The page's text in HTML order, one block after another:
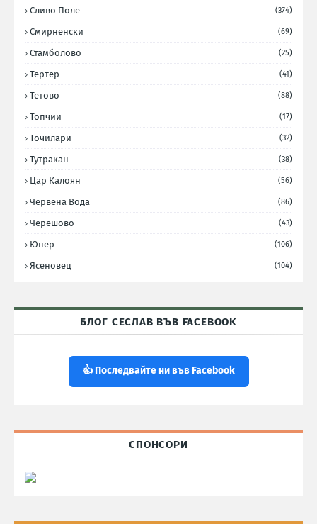
Сливо Поле (374)
Смирненски (69)
Стамболово (25)
Тертер (41)
Тетово (88)
Топчии (17)
Точилари (32)
Тутракан (38)
Цар Калоян (56)
Червена Вода (86)
Черешово (43)
Юпер (106)
Ясеновец (104)
БЛОГ СЕСЛАВ ВЪВ FACEBOOK
👍 Последвайте ни във Facebook
СПОНСОРИ